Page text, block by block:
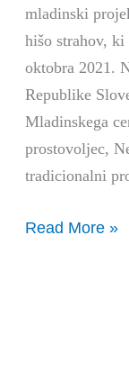
mladinski
hišo strahov,
oktobra 2021.
Republike
Mladinskega
prostovoljec,
tradicionalni
Read More »